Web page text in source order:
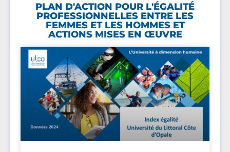
PLAN D'ACTION POUR L'ÉGALITÉ
PROFESSIONNELLES ENTRE LES
FEMMES ET LES HOMMES ET
ACTIONS MISES EN ŒUVRE